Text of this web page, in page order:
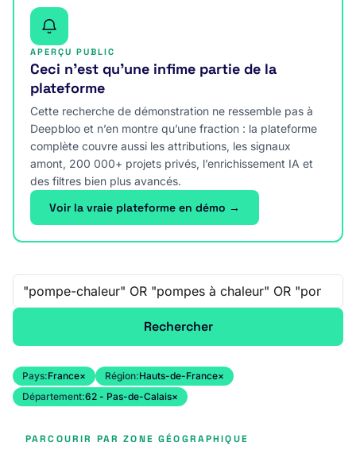
APERÇU PUBLIC
Ceci n’est qu’une infime partie de la
plateforme
Cette recherche de démonstration ne ressemble pas à
Deepbloo et n’en montre qu’une fraction : la plateforme
complète couvre aussi les attributions, les signaux
amont, 200 000+ projets privés, l’enrichissement IA et
des filtres bien plus avancés.
Voir la vraie plateforme en démo →
Recherche libre
Rechercher
Pays:France× Région:Hauts-de-France×
Département:62 - Pas-de-Calais×
PARCOURIR PAR ZONE GÉOGRAPHIQUE